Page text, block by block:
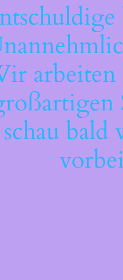
arbeiten
schau bald